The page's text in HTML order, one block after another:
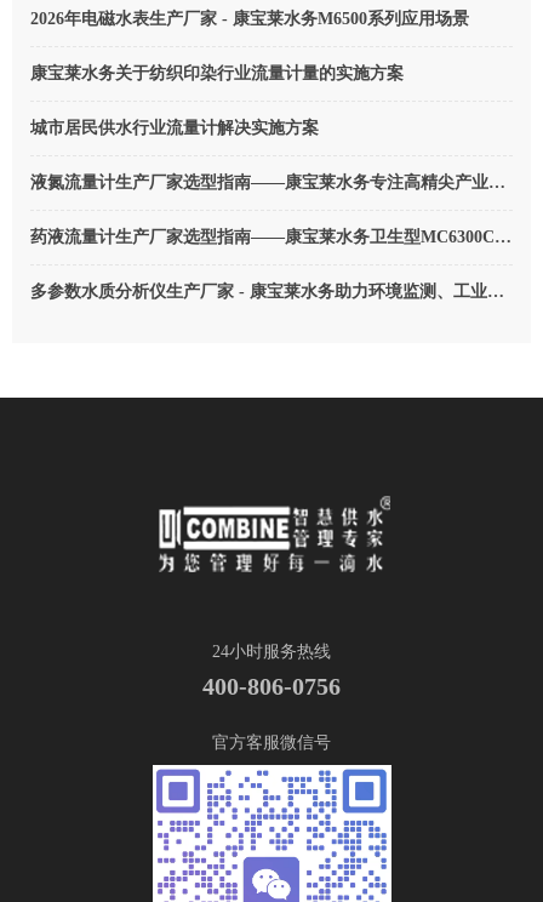
2026年电磁水表生产厂家 - 康宝莱水务M6500系列应用场景
康宝莱水务关于纺织印染行业流量计量的实施方案
城市居民供水行业流量计解决实施方案
液氮流量计生产厂家选型指南——康宝莱水务专注高精尖产业（2026版）
药液流量计生产厂家选型指南——康宝莱水务卫生型MC6300C型医用电磁流量计（2026版）
多参数水质分析仪生产厂家 - 康宝莱水务助力环境监测、工业污水排放计量
24小时服务热线
400-806-0756
官方客服微信号